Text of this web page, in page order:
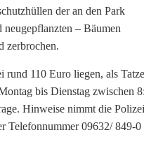
der an den Park
neugepflanzten – Bäumen
zerbrochen.
rund 110 Euro liegen, als
bis Dienstag zwischen
Hinweise nimmt die Polizei
Telefonnummer 09632/ 849-0